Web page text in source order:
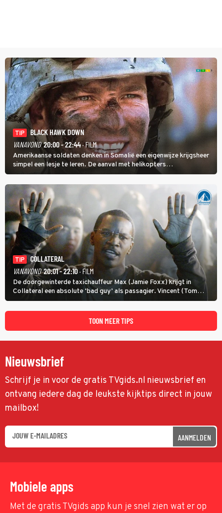
TIP
BLACK HAWK DOWN
VANAVOND 20:00 - 22:44· FILM
Amerikaanse soldaten denken in Somalië een eigenwijze krijgsheer
simpel een lesje te leren. De aanval met helikopters
verloopt in Black Hawk down dramatisch.
TIP
COLLATERAL
VANAVOND 20:01 - 22:10· FILM
De doorgewinterde taxichauffeur Max (Jamie Foxx) krijgt in
Collateral een absolute ‘bad guy’ als passagier. Vincent (Tom
Cruise) heeft hem nodig om hem de stad door te loodsen om een
wel heel lugubere reden.
TOON MEER TIPS
Nieuwsbrief
Schrijf je in voor de gratis TVgids.nl nieuwsbrief en
ontvang iedere dag de leukste kijktips direct in jouw
mailbox!
AANMELDEN
Mobiele apps
Met de gratis TVgids app kun je snel zien wat er op